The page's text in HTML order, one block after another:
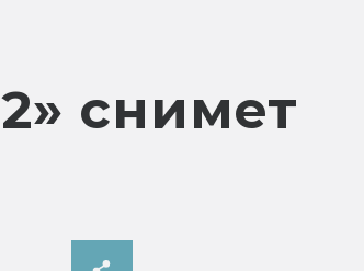
снимет